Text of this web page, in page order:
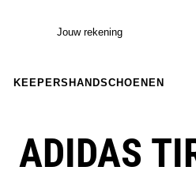
Jouw rekening
KEEPERSHANDSCHOENEN
ADIDAS